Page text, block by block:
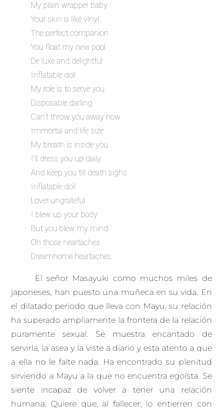
My plain wrapper baby
Your skin is like vinyl
The perfect companion
You float my new pool
De luxe and delightful
Inflatable doll
My role is to serve you
Disposable darling
Can’t throw you away now
Immortal and life size
My breath is inside you
I’ll dress you up daily
And keep you till death sighs
Inflatable doll
Lover ungrateful
I blew up your body
But you blew my mind
Oh those heartaches
Dreamhome heartaches.
El señor Masayuki como muchos miles de
japoneses, han puesto una muñeca en su vida. En
el dilatado periodo que lleva con Mayu, su relación
ha superado ampliamente la frontera de la relación
puramente sexual. Se muestra encantado de
servirla, la asea y la viste a diario y esta atento a que
a ella no le falte nada. Ha encontrado su plenitud
sirviendo a Mayu a la que no encuentra egoísta. Se
siente incapaz de volver a tener una relación
humana. Quiere que, al fallecer, lo entierren con